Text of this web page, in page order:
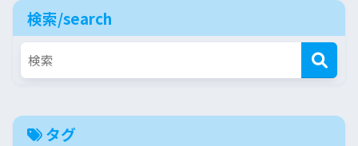
検索/search
タグ